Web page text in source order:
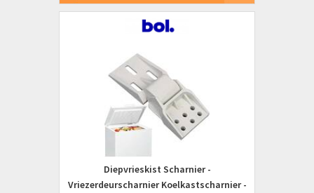
Diepvrieskist Scharnier -
Vriezerdeurscharnier Koelkastscharnier -